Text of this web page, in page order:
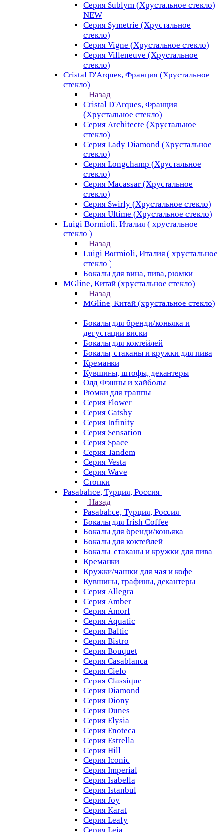
Серия Sublym (Хрустальное стекло)
NEW
Серия Symetrie (Хрустальное
стекло)
Серия Vigne (Хрустальное стекло)
Серия Villeneuve (Хрустальное
стекло)
Cristal D'Arques, Франция (Хрустальное
стекло)
Назад
Cristal D'Arques, Франция
(Хрустальное стекло)
Серия Architecte (Хрустальное
стекло)
Серия Lady Diamond (Хрустальное
стекло)
Серия Longchamp (Хрустальное
стекло)
Серия Macassar (Хрустальное
стекло)
Серия Swirly (Хрустальное стекло)
Серия Ultime (Хрустальное стекло)
Luigi Bormioli, Италия ( хрустальное
стекло )
Назад
Luigi Bormioli, Италия ( хрустальное
стекло )
Бокалы для вина, пива, рюмки
MGline, Китай (хрустальное стекло)
Назад
MGline, Китай (хрустальное стекло)
Бокалы для бренди/коньяка и
дегустации виски
Бокалы для коктейлей
Бокалы, стаканы и кружки для пива
Креманки
Кувшины, штофы, декантеры
Олд Фэшны и хайболы
Рюмки для граппы
Серия Flower
Серия Gatsby
Серия Infinity
Серия Sensation
Серия Space
Серия Tandem
Серия Vesta
Серия Wave
Стопки
Pasabahce, Турция, Россия
Назад
Pasabahce, Турция, Россия
Бокалы для Irish Coffee
Бокалы для бренди/коньяка
Бокалы для коктейлей
Бокалы, стаканы и кружки для пива
Креманки
Кружки/чашки для чая и кофе
Кувшины, графины, декантеры
Серия Allegra
Серия Amber
Серия Amorf
Серия Aquatic
Серия Baltic
Серия Bistro
Серия Bouquet
Серия Casablanсa
Серия Cielo
Серия Classique
Серия Diamond
Серия Diony
Серия Dunes
Серия Elysia
Серия Enoteca
Серия Estrella
Серия Hill
Серия Iconic
Серия Imperial
Серия Isabella
Серия Istanbul
Серия Joy
Серия Karat
Серия Leafy
Серия Leia